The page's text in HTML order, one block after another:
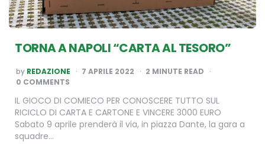
TORNA A NAPOLI “CARTA AL TESORO”
POSTED
BY
by REDAZIONE 7 APRILE 2022 2 MINUTE READ
0 COMMENTS
IL GIOCO DI COMIECO PER CONOSCERE TUTTO SUL
RICICLO DI CARTA E CARTONE E VINCERE 3000 EURO
Sabato 9 aprile prenderà il via, in piazza Dante, la gara a
squadre…